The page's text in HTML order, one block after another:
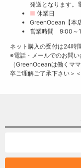
発送となります。
■ 休業日
GreenOcean【本店
営業時間 9:00～
ネット購入の受付は24時
※電話・メールでのお問い
（GreenOceanは働くマ
卒ご理解ご了承下さい＞＜